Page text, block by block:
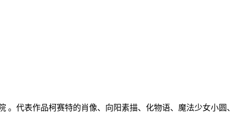
。代表作品柯赛特的肖像、向阳素描、化物语、魔法少女小圆、